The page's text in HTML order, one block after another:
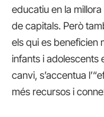
educatiu en la
de capitals. Però
els qui es beneficien
infants i adolescents
canvi, s’accentua
més recursos i